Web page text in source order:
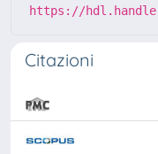
https://
Citazioni